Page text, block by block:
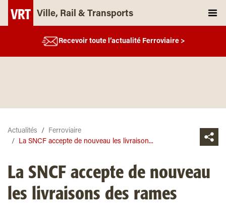
Ville, Rail & Transports
Recevoir toute l’actualité Ferroviaire >
Actualités
Ferroviaire
La SNCF accepte de nouveau les livraison...
La SNCF accepte de nouveau
les livraisons des rames